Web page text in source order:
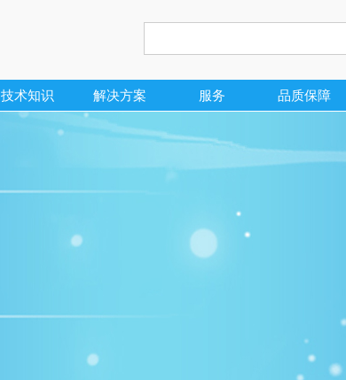
技术知识 解决方案 服务 品质保障